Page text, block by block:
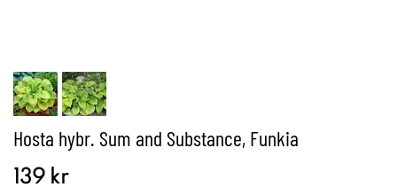
Hosta hybr. Sum and Substance, Funkia
139 kr